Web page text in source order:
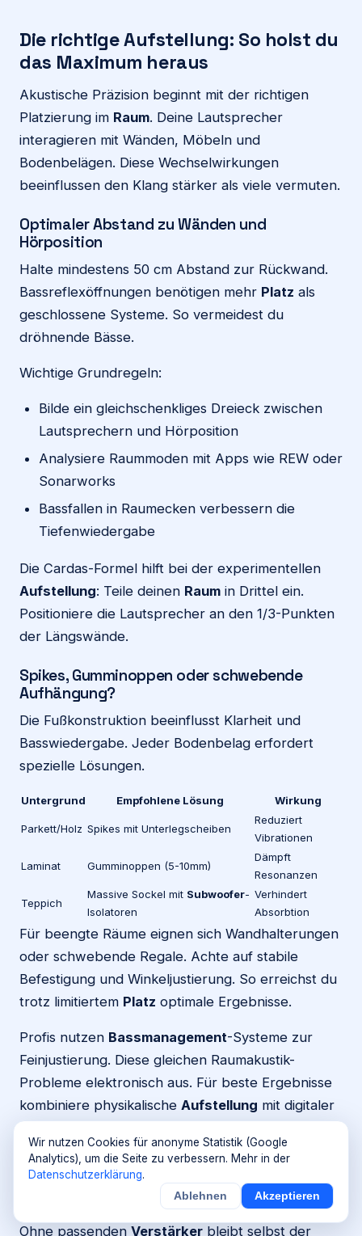
Die richtige Aufstellung: So holst du
das Maximum heraus
Akustische Präzision beginnt mit der richtigen
Platzierung im Raum. Deine Lautsprecher
interagieren mit Wänden, Möbeln und
Bodenbelägen. Diese Wechselwirkungen
beeinflussen den Klang stärker als viele vermuten.
Optimaler Abstand zu Wänden und
Hörposition
Halte mindestens 50 cm Abstand zur Rückwand.
Bassreflexöffnungen benötigen mehr Platz als
geschlossene Systeme. So vermeidest du
dröhnende Bässe.
Wichtige Grundregeln:
Bilde ein gleichschenkliges Dreieck zwischen
Lautsprechern und Hörposition
Analysiere Raummoden mit Apps wie REW oder
Sonarworks
Bassfallen in Raumecken verbessern die
Tiefenwiedergabe
Die Cardas-Formel hilft bei der experimentellen
Aufstellung: Teile deinen Raum in Drittel ein.
Positioniere die Lautsprecher an den 1/3-Punkten
der Längswände.
Spikes, Gumminoppen oder schwebende
Aufhängung?
Die Fußkonstruktion beeinflusst Klarheit und
Basswiedergabe. Jeder Bodenbelag erfordert
spezielle Lösungen.
Untergrund Empfohlene Lösung Wirkung
Parkett/Holz Spikes mit Unterlegscheiben
Reduziert
Vibrationen
Laminat Gumminoppen (5-10mm)
Dämpft
Resonanzen
Teppich
Massive Sockel mit Subwoofer-
Isolatoren
Verhindert
Absorbtion
Für beengte Räume eignen sich Wandhalterungen
oder schwebende Regale. Achte auf stabile
Befestigung und Winkeljustierung. So erreichst du
trotz limitiertem Platz optimale Ergebnisse.
Profis nutzen Bassmanagement-Systeme zur
Feinjustierung. Diese gleichen Raumakustik-
Probleme elektronisch aus. Für beste Ergebnisse
kombiniere physikalische Aufstellung mit digitaler
Optimierung.
Verstärker-Kompatibilität: Welche
Leistung ist nötig?
Ohne passenden Verstärker bleibt selbst der
Wir nutzen Cookies für anonyme Statistik (Google
Analytics), um die Seite zu verbessern. Mehr in der
Datenschutzerklärung.
Ablehnen Akzeptieren